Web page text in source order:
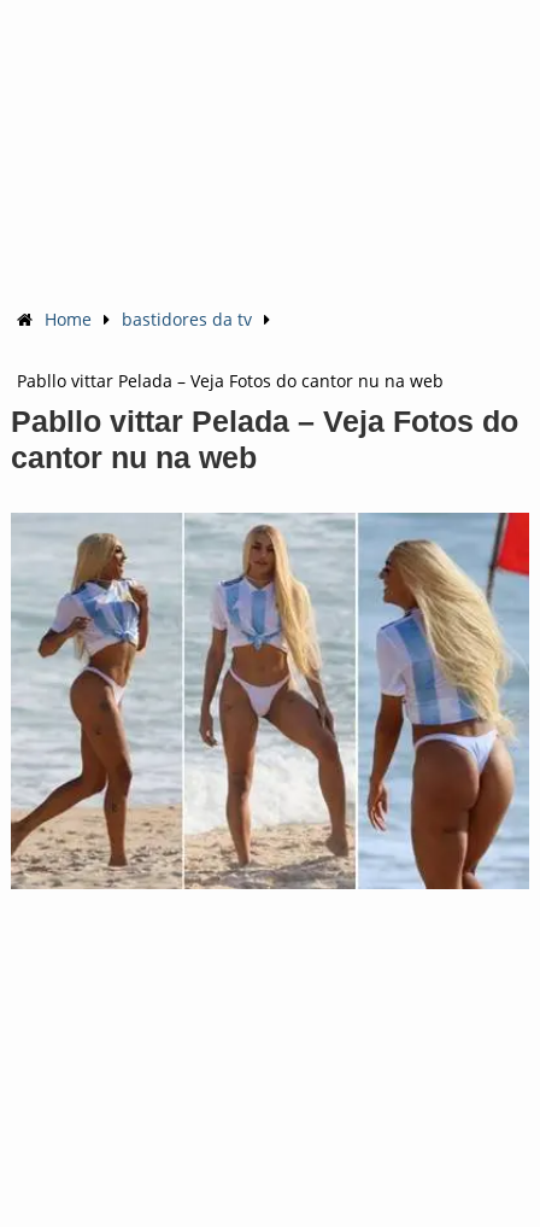
Home bastidores da tv
Pabllo vittar Pelada – Veja Fotos do cantor nu na web
Pabllo vittar Pelada – Veja Fotos do
cantor nu na web